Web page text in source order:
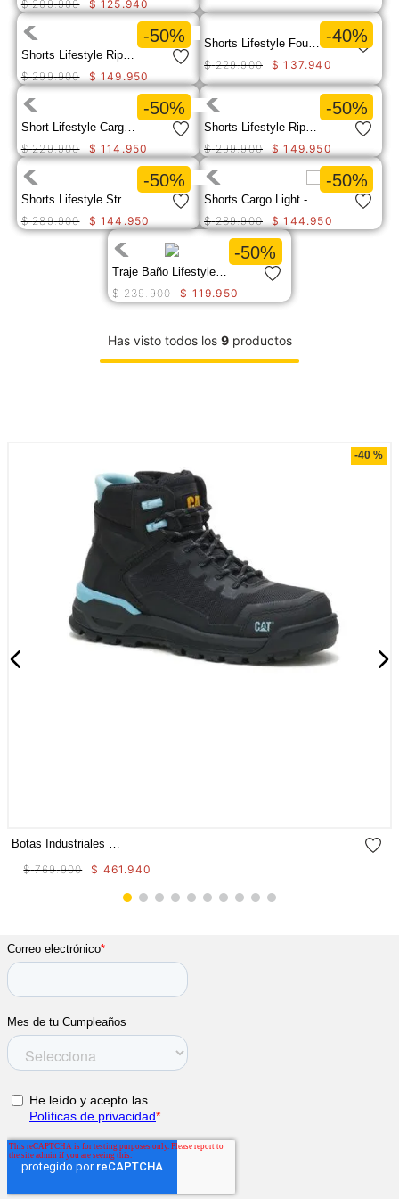
$ 209.900 $ 125 .940
-50%
Shorts Lifestyle Ripstop Work Short Para Hombre
$ 299.900 $ 149 .950
-40%
$ 229.900 $ 137.940
-50%
Short Lifestyle Cargo Short Para Hombre
$ 229.900 $ 114 .950
-50%
$ 299.900 $ 149.950
-50%
Shorts Lifestyle Stretch Canvas Utili Para Hombre
$ 289.900 $ 144 .950
-50%
$ 289.900 $ 144 .950
-50%
$ 239.900 $ 119.950
Has visto todos los 9productos
-40 %
$ 769.900 $ 461 .940
camisetas hombre
10 . tenis mujer